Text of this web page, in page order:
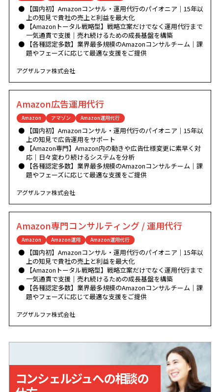
【国内初】Amazonコンサル・運用代行のパイオニア｜15年以
上の知見で貴社の売上と利益を最大化
【Amazonトータル戦略型】戦略立案だけでなく運用代行まで
一気通貫で支援｜売れ続けるための成長基盤を構築
【各種認定多数】業界最多規模のAmazonコンサルチーム｜課
題やフェーズに応じて最適な支援をご提供
アグザルファ株式会社
Amazon広告運用代行
Amazon アマゾン Amazon運用代行
【国内初】Amazonコンサル・運用代行のパイオニア｜15年以
上の知見で広告運用をサポート
【Amazon専門】Amazon内の動きや広告仕様変更に素早く対
応｜日々変わり続けるシステムを分析
【各種認定多数】業界最多規模のAmazonコンサルチーム｜課
題やフェーズに応じて最適な支援をご提供
アグザルファ株式会社
Amazon専門コンサルティング / 運用代行
Amazon Amazon運用 Amazon運用代行
【国内初】Amazonコンサル・運用代行のパイオニア｜15年以
上の知見で貴社の売上と利益を最大化
【Amazonトータル戦略型】戦略立案だけでなく運用代行まで
一気通貫で支援｜売れ続けるための成長基盤を構築
【各種認定多数】業界最多規模のAmazonコンサルチーム｜課
題やフェーズに応じて最適な支援をご提供
アグザルファ株式会社
コンシェルジュへの相談の